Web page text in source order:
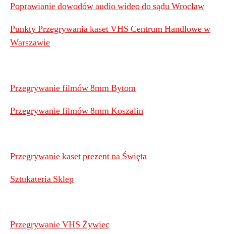
Poprawianie dowodów audio wideo do sądu Wrocław
Punkty Przegrywania kaset VHS Centrum Handlowe w
Warszawie
Przegrywanie filmów 8mm Bytom
Przegrywanie filmów 8mm Koszalin
Przegrywanie kaset prezent na Święta
Sztukateria Sklep
Przegrywanie VHS Żywiec